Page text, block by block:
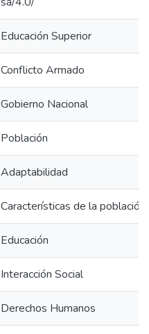
Educación Superior
Conflicto Armado
Gobierno Nacional
Población
Adaptabilidad
Características de la población
Educación
Interacción Social
Derechos Humanos